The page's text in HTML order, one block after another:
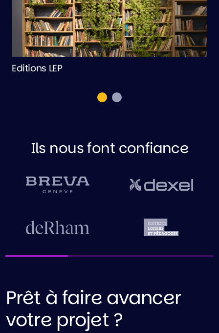
Editions LEP
Ils nous font confiance
Prêt à faire avancer
votre projet ?